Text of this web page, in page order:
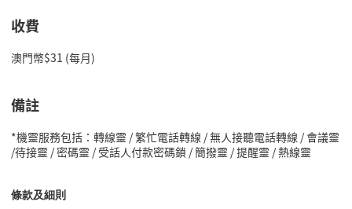
收費
澳門幣$31 (每月)
備註
*機靈服務包括：轉線靈 / 繁忙電話轉線 / 無人接聽電話轉線 / 會議靈
/待接靈 / 密碼靈 / 受話人付款密碼鎖 / 簡撥靈 / 提醒靈 / 熱線靈
條款及細則